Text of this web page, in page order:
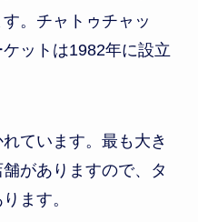
。チャトゥチャッ
ットは1982年に設立
ています。最も大き
がありますので、タ
ます。